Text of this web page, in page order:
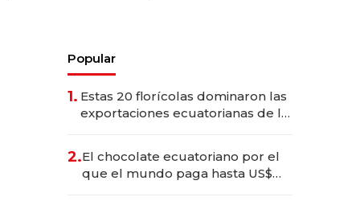
Popular
1. Estas 20 florícolas dominaron las
exportaciones ecuatorianas de la
2.El chocolate ecuatoriano por el
que el mundo paga hasta US$